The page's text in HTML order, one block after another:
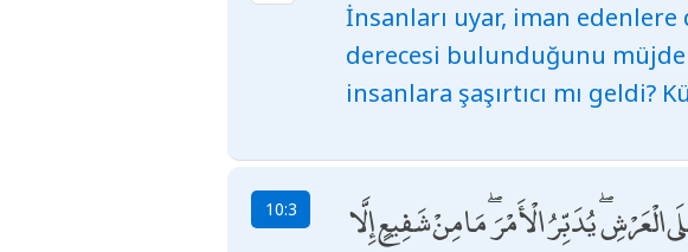
İnsanları uyar, iman
derecesi bulunduğunu
insanlara şaşırtıcı mı geldi?
10:3
يُدَبِّرُ الْأَمْرَ ۖ مَا مِنْ شَفِيعٍ إِلَّا